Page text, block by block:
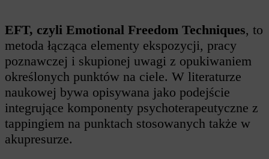
EFT, czyli Emotional Freedom Techniques, to
metoda łącząca elementy ekspozycji, pracy
poznawczej i skupionej uwagi z opukiwaniem
określonych punktów na ciele. W literaturze
naukowej bywa opisywana jako podejście
integrujące komponenty psychoterapeutyczne z
tappingiem na punktach stosowanych także w
akupresurze.